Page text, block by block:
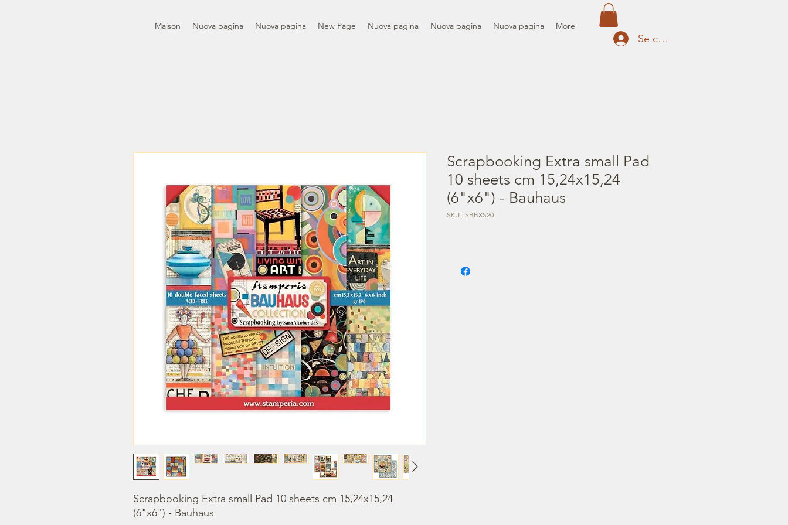
Maison Nuova pagina Nuova pagina New Page Nuova pagina Nuova pagina Nuova pagina More
Se connecter
Scrapbooking Extra small Pad 10 sheets cm 15,24x15,24
(6"x6") - Bauhaus
Scrapbooking Extra small Pad
10 sheets cm 15,24x15,24
(6"x6") - Bauhaus
SKU : SBBXS20